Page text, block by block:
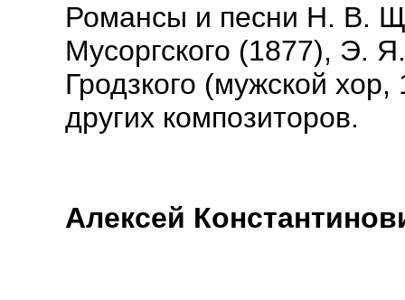
Романсы и песни Н. В.
Мусоргского (1877), Э.
Гродзкого (мужской
других композиторов.
Алексей